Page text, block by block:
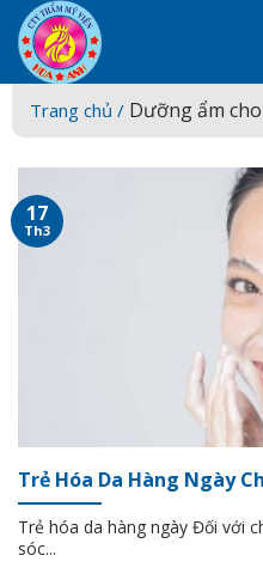
Skip
to
content
Trang chủ / Dưỡng ẩm
Trẻ Hóa Da Hàng Ngày
Trẻ hóa da hàng ngày Đối với
sóc...
17
Th3